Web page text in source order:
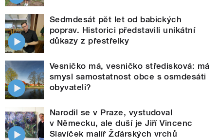
Sedmdesát pět let od babických
poprav. Historici představili unikátní
důkazy z přestřelky
Vesničko má, vesničko středisková: má
smysl samostatnost obce s osmdesáti
obyvateli?
Narodil se v Praze, vystudoval
v Německu, ale duší je Jiří Vincenc
Slavíček malíř Žďárských vrchů